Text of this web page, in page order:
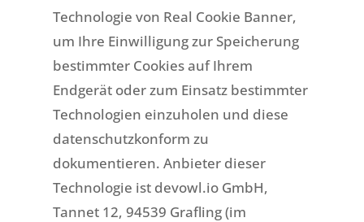
Technologie von Real Cookie Banner,
um Ihre Einwilligung zur Speicherung
bestimmter Cookies auf Ihrem
Endgerät oder zum Einsatz bestimmter
Technologien einzuholen und diese
datenschutzkonform zu
dokumentieren. Anbieter dieser
Technologie ist devowl.io GmbH,
Tannet 12, 94539 Grafling (im